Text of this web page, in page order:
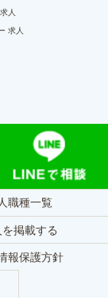
人
求人
職種一覧
掲載する
報保護方針